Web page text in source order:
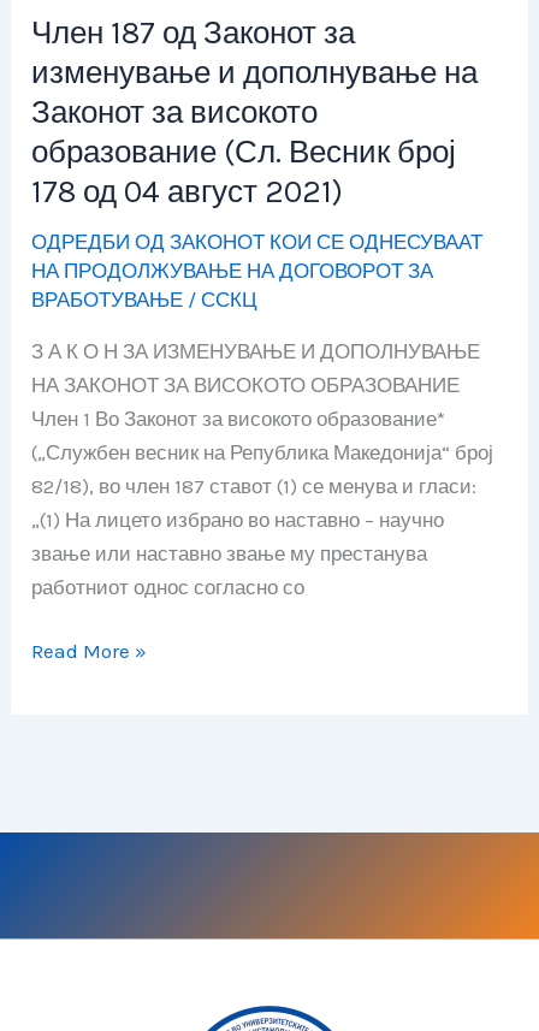
Член 187 од Законот за
изменување и дополнување на
Законот за високото
образование (Сл. Весник број
178 од 04 август 2021)
ОДРЕДБИ ОД ЗАКОНОТ КОИ СЕ ОДНЕСУВААТ
НА ПРОДОЛЖУВАЊЕ НА ДОГОВОРОТ ЗА
ВРАБОТУВАЊЕ /ССКЦ
З А К О Н ЗА ИЗМЕНУВАЊЕ И ДОПОЛНУВАЊЕ
НА ЗАКОНОТ ЗА ВИСОКОТО ОБРАЗОВАНИЕ
Член 1 Во Законот за високото образование*
(„Службен весник на Република Македонија“ број
82/18), во член 187 ставот (1) се менува и гласи:
„(1) На лицето избрано во наставно – научно
звање или наставно звање му престанува
работниот однос согласно со
Член
187
од
Законот
за
изменување
и
дополнување
на
за
високото
образование
(Сл.
Весник
број
178
од
Read More »